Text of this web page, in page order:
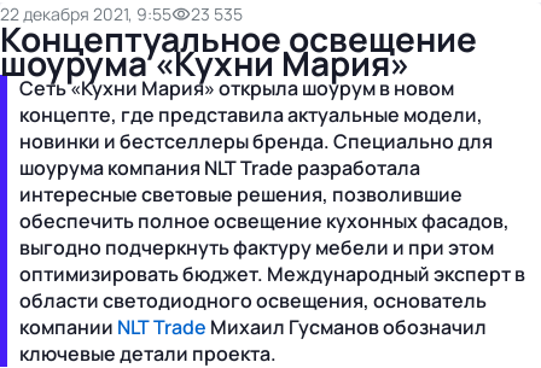
22 декабря 2021, 9:55 23 535
Концептуальное освещение
шоурума «Кухни Мария»
Сеть «Кухни Мария» открыла шоурум в новом
концепте, где представила актуальные модели,
новинки и бестселлеры бренда. Специально для
шоурума компания NLT Trade разработала
интересные световые решения, позволившие
обеспечить полное освещение кухонных фасадов,
выгодно подчеркнуть фактуру мебели и при этом
оптимизировать бюджет. Международный эксперт в
области светодиодного освещения, основатель
компании NLT Trade Михаил Гусманов обозначил
ключевые детали проекта.